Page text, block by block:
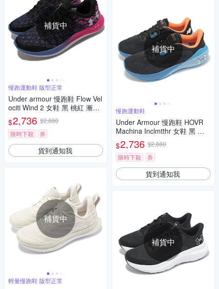
補貨中
慢跑運動鞋 版型正常
Under armour 慢跑鞋 Flow Vel
ociti Wind 2 女鞋 黑 桃紅 漸層
路跑 運動鞋 編織鞋面 3024911
004
$2,736 $2,880
限時下殺
券
貨到通知我
補貨中
輕量慢跑鞋 版型正常
補貨中
慢跑運動鞋
Under Armour 慢跑鞋 HOVR
Machina Inclmtthr 女鞋 黑 藍
運動鞋 緩震 透氣 UA 3027018
001
$2,736 $2,880
限時下殺
券
貨到通知我
補貨中